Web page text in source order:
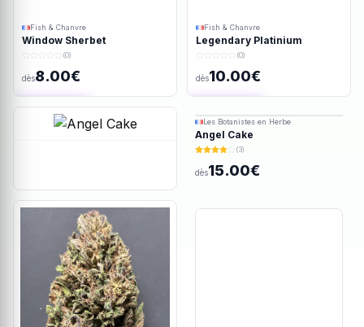
Fish & Chanvre
Window Sherbet
(0)
dès8.00€
Ajout rapide
Fish & Chanvre
Legendary Platinium
(0)
dès10.00€
Les Botanistes en Herbe
Angel Cake
(3)
dès15.00€